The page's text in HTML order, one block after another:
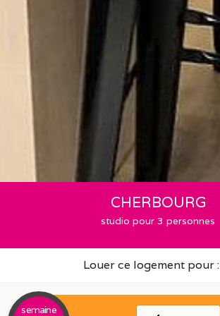
CHERBOURG
studio pour 3 personnes
Louer ce logement pour :
semaine